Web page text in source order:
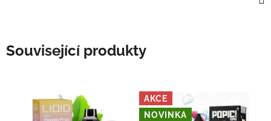
Související produkty
AKCE
NOVINKA